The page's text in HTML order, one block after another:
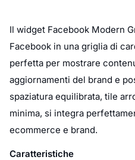
Il widget Facebook Modern
Facebook in una griglia di
perfetta per mostrare
aggiornamenti del brand e
spaziatura equilibrata, tile
minima, si integra
ecommerce e brand.
Caratteristiche